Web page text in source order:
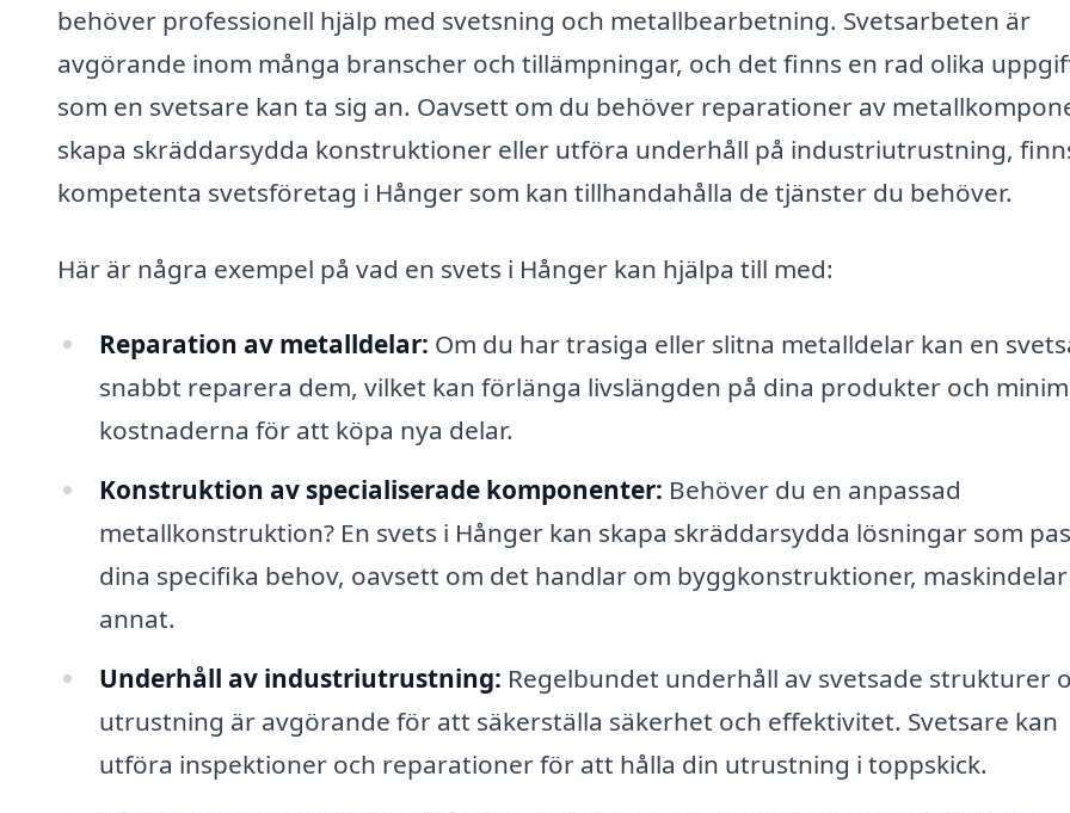
behöver professionell hjälp med svetsning och metallbearbetning. Svetsarbeten är
avgörande inom många branscher och tillämpningar, och det finns en rad olika
som en svetsare kan ta sig an. Oavsett om du behöver reparationer av
skapa skräddarsydda konstruktioner eller utföra underhåll på industriutrustning,
kompetenta svetsföretag i Hånger som kan tillhandahålla de tjänster du behöver.
Här är några exempel på vad en svets i Hånger kan hjälpa till med:
Reparation av metalldelar: Om du har trasiga eller slitna metalldelar kan en
snabbt reparera dem, vilket kan förlänga livslängden på dina produkter och
kostnaderna för att köpa nya delar.
Konstruktion av specialiserade komponenter: Behöver du en anpassad
metallkonstruktion? En svets i Hånger kan skapa skräddarsydda lösningar som
dina specifika behov, oavsett om det handlar om byggkonstruktioner,
annat.
Underhåll av industriutrustning: Regelbundet underhåll av svetsade strukturer
utrustning är avgörande för att säkerställa säkerhet och effektivitet. Svetsare kan
utföra inspektioner och reparationer för att hålla din utrustning i toppskick.